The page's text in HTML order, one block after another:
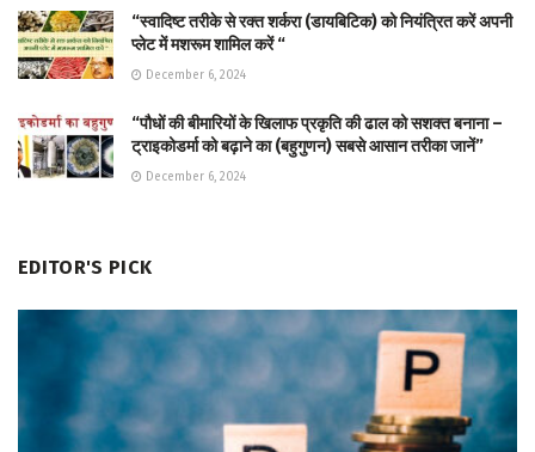
“स्वादिष्ट तरीके से रक्त शर्करा (डायबिटिक) को नियंत्रित करें अपनी
प्लेट में मशरूम शामिल करें “
December 6, 2024
“पौधों की बीमारियों के खिलाफ प्रकृति की ढाल को सशक्त बनाना –
ट्राइकोडर्मा को बढ़ाने का (बहुगुणन) सबसे आसान तरीका जानें”
December 6, 2024
EDITOR'S PICK